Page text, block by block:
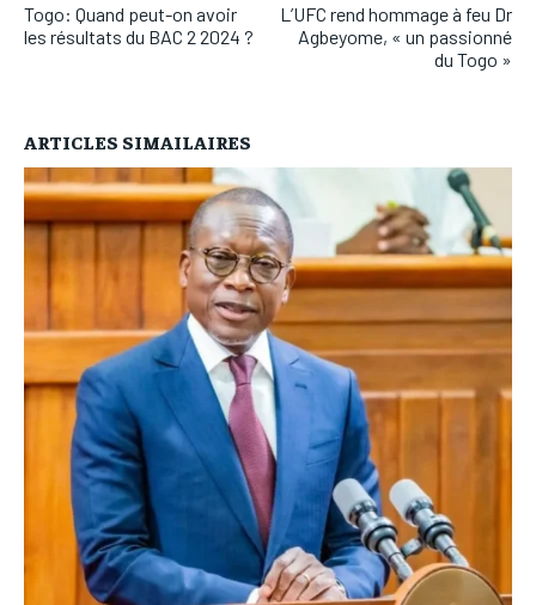
Togo: Quand peut-on avoir
les résultats du BAC 2 2024 ?
L’UFC rend hommage à feu Dr
Agbeyome, « un passionné
du Togo »
ARTICLES SIMAILAIRES